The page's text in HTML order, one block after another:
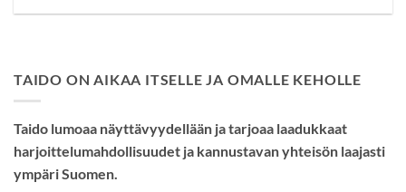
TAIDO ON AIKAA ITSELLE JA OMALLE KEHOLLE
Taido lumoaa näyttävyydellään ja tarjoaa laadukkaat
harjoittelumahdollisuudet ja kannustavan yhteisön laajasti
ympäri Suomen.